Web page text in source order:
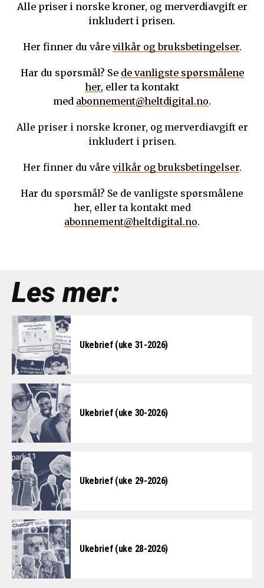
Alle priser i norske kroner, og merverdiavgift er
inkludert i prisen.
Her finner du våre vilkår og bruksbetingelser.
Har du spørsmål? Se de vanligste spørsmålene
her, eller ta kontakt
med abonnement@heltdigital.no.
Alle priser i norske kroner, og merverdiavgift er
inkludert i prisen.
Her finner du våre vilkår og bruksbetingelser.
Har du spørsmål? Se de vanligste spørsmålene
her, eller ta kontakt med
abonnement@heltdigital.no.
Les mer:
Ukebrief (uke 31-2026)
Ukebrief (uke 30-2026)
Ukebrief (uke 29-2026)
Ukebrief (uke 28-2026)